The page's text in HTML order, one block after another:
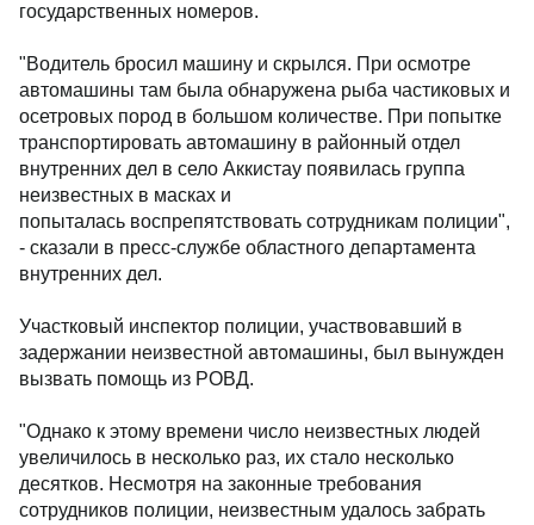
государственных номеров.
"Водитель бросил машину и скрылся. При осмотре
автомашины там была обнаружена рыба частиковых и
осетровых пород в большом количестве. При попытке
транспортировать автомашину в районный отдел
внутренних дел в село Аккистау появилась группа
неизвестных в масках и
попыталась воспрепятствовать сотрудникам полиции",
- сказали в пресс-службе областного департамента
внутренних дел.
Участковый инспектор полиции, участвовавший в
задержании неизвестной автомашины, был вынужден
вызвать помощь из РОВД.
"Однако к этому времени число неизвестных людей
увеличилось в несколько раз, их стало несколько
десятков. Несмотря на законные требования
сотрудников полиции, неизвестным удалось забрать